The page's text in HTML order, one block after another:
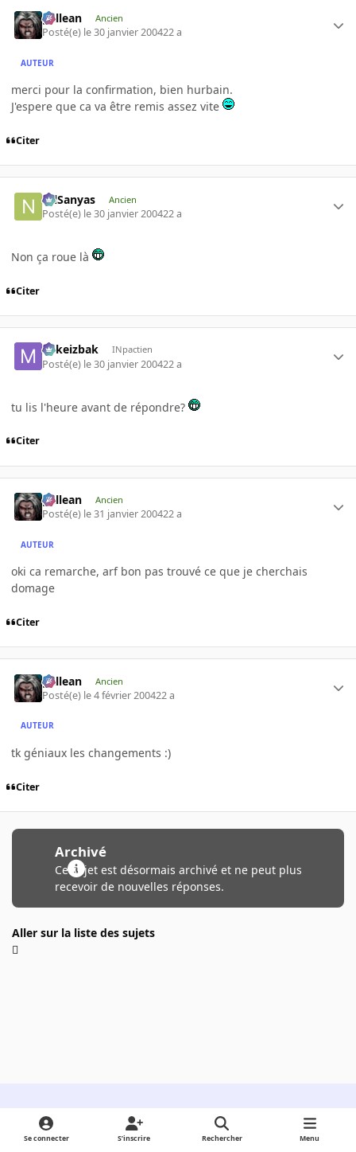
gallean Ancien
Posté(e) le 30 janvier 200422 a
AUTEUR
merci pour la confirmation, bien hurbain.
J'espere que ca va être remis assez vite
Citer
NilSanyas Ancien
Posté(e) le 30 janvier 200422 a
Non ça roue là
Citer
Mikeizbak INpactien
Posté(e) le 30 janvier 200422 a
tu lis l'heure avant de répondre?
Citer
gallean Ancien
Posté(e) le 31 janvier 200422 a
AUTEUR
oki ca remarche, arf bon pas trouvé ce que je cherchais
domage
Citer
gallean Ancien
Posté(e) le 4 février 200422 a
AUTEUR
tk géniaux les changements :)
Citer
Archivé
Ce sujet est désormais archivé et ne peut plus
recevoir de nouvelles réponses.
Aller sur la liste des sujets
Light ModeDark ModeSystem Preference
Se connecter S’inscrire Rechercher Menu